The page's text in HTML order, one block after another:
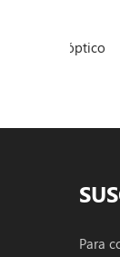
IP67
Para